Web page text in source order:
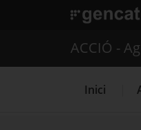
. Obre en
ACCIÓ -
Inici